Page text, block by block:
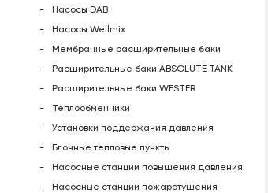
Насосы DAB
Насосы Wellmix
Мембранные расширительные баки
Расширительные баки ABSOLUTE TANK
Расширительные баки WESTER
Теплообменники
Установки поддержания давления
Блочные тепловые пункты
Насосные станции повышения давления
Насосные станции пожаротушения